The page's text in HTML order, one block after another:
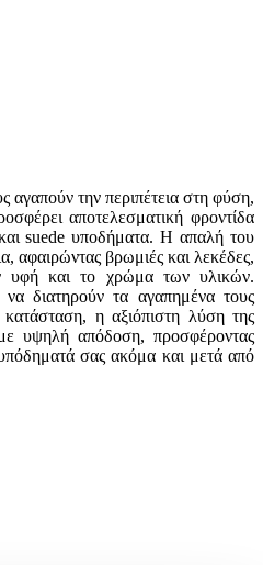
αγαπούν την περιπέτεια στη φύση,
αποτελεσματική φροντίδα
suede υποδήματα. Η απαλή του
αφαιρώντας βρωμιές και λεκέδες,
υφή και το χρώμα των υλικών.
να διατηρούν τα αγαπημένα τους
η αξιόπιστη λύση της
υψηλή απόδοση, προσφέροντας
σας ακόμα και μετά από